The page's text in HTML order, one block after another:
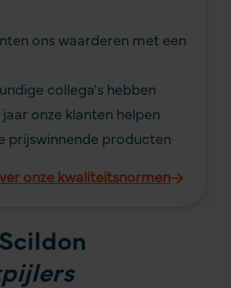
ons waarderen met een
collega's hebben
jaar onze klanten helpen
prijswinnende producten
onze kwaliteitsnormen